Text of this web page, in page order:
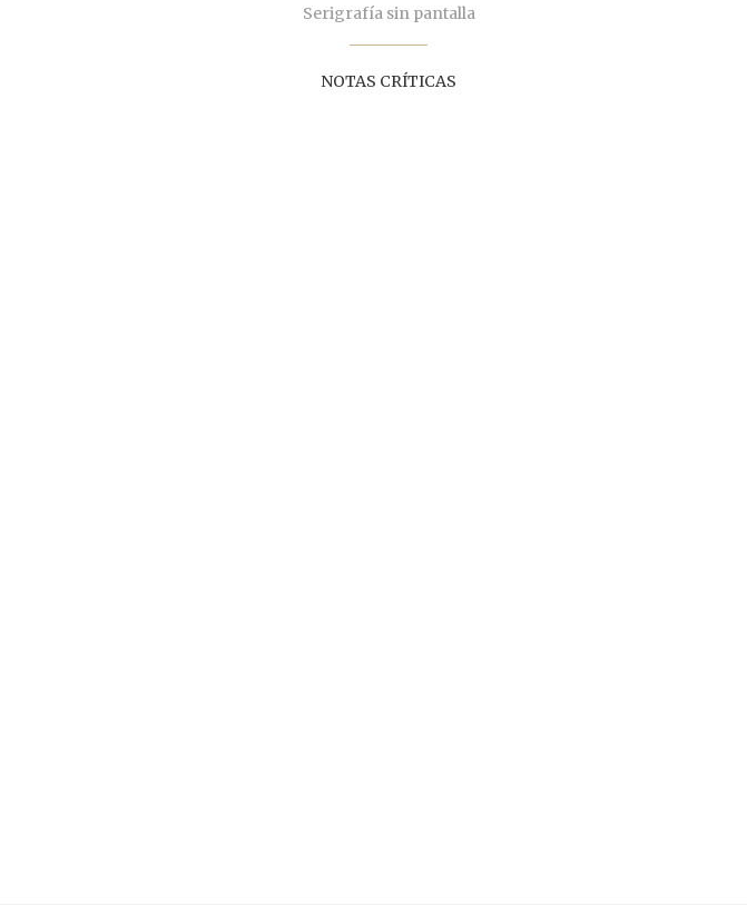
Serigrafía sin pantalla
NOTAS CRÍTICAS